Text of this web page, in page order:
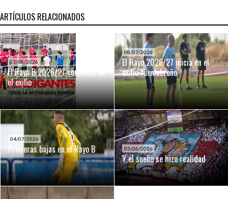
ARTÍCULOS RELACIONADOS
03/08/2026
El Rayo B 2026/27 comienza en
el exilio
08/07/2026
El Rayo 2026/27 inicia en el
exilio fuenlabreño
04/07/2026
Primeras bajas en el Rayo B 05/06/2026
Y el sueño se hizo realidad